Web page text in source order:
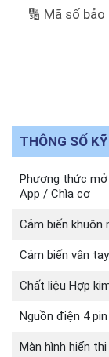
🔢 Mã số
🔑 Chìa cơ
📱 Kết nối
Chắc chắn –
✅Bảo mật
mã số ảo
Phù hợp cả
THÔNG SỐ
Phương thức
App / Chìa cơ
Cảm biến khuôn
Cảm biến vân
Chất liệu Hợp
Nguồn điện 4
Màn hình hiển